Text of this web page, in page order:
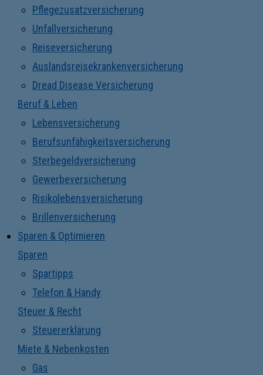
Pflegezusatzversicherung
Unfallversicherung
Reiseversicherung
Auslandsreisekrankenversicherung
Dread Disease Versicherung
Beruf & Leben
Lebensversicherung
Berufsunfähigkeitsversicherung
Sterbegeldversicherung
Gewerbeversicherung
Risikolebensversicherung
Brillenversicherung
Sparen & Optimieren
Sparen
Spartipps
Telefon & Handy
Steuer & Recht
Steuererklärung
Miete & Nebenkosten
Gas